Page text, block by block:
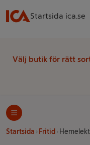
Startsida ica.se
Välj butik för rätt
Startsida Fritid